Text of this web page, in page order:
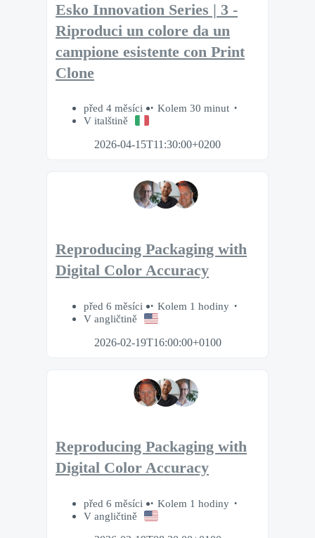
Esko Innovation Series | 3 -
Riproduci un colore da un
campione esistente con Print
Clone
před 4 měsíci
Kolem 30 minut
V italštině
2026-04-15T11:30:00+0200
Reproducing Packaging with
Digital Color Accuracy
před 6 měsíci
Kolem 1 hodiny
V angličtině
2026-02-19T16:00:00+0100
Reproducing Packaging with
Digital Color Accuracy
před 6 měsíci
Kolem 1 hodiny
V angličtině